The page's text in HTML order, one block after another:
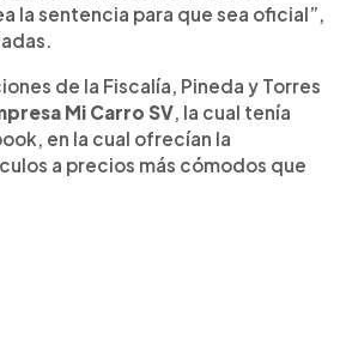
la sentencia para que sea oficial”,
de la Fiscalía, Pineda y Torres
Mi Carro SV, la cual tenía
en la cual ofrecían la
a precios más cómodos que